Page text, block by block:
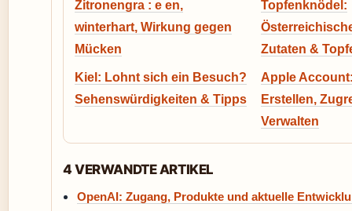
Zitronengra : e en,
winterhart, Wirkung gegen
Mücken
Topfenknödel:
Zutaten &
Kiel: Lohnt sich ein Besuch?
Sehenswürdigkeiten & Tipps
Apple
Erstellen,
Verwalten
4 VERWANDTE ARTIKEL
OpenAI: Zugang, Produkte und aktuelle